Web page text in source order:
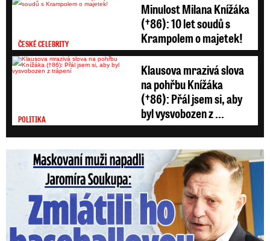
ČESKÉ CELEBRITY
Minulost Milana Knížáka
(†86): 10 let soudů s
Krampolem o majetek!
POLITIKA
Klausova mrazivá slova
na pohřbu Knížáka
(†86): Přál jsem si, aby
byl vysvobozen z ...
Maskovaní muži napadli Jaromíra Soukupa: Krvavá nakládačka